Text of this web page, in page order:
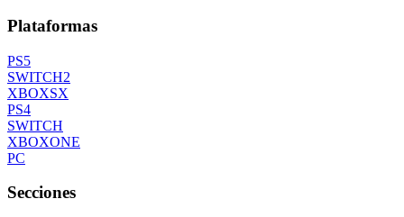
Plataformas
PS5
SWITCH2
XBOXSX
PS4
SWITCH
XBOXONE
PC
Secciones